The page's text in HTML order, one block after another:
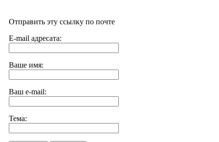
Отправить эту ссылку по почте
E-mail адресата:
Ваше имя:
Ваш e-mail:
Тема: